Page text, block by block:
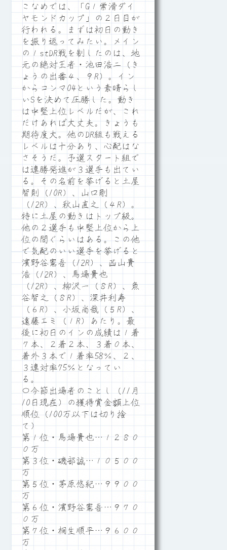
こなめでは、「G１常滑ダイ
ヤモンドカップ」の２日目が
行われる。まずは初日の動き
を振り返ってみたい。メイン
の１stDR戦を制したのは、地
元の絶対王者・池田浩二（き
ょうの出番４、９R）。イン
からコンマ04という素晴らし
いSを決めて圧勝した。動き
は中堅上位レベルだが、これ
だけあれば大丈夫。きょうも
期待度大。他のDR組も戦える
レベルは十分あり、心配はな
さそうだ。予選スタート組で
は連勝発進が３選手も出てい
る。その名前を挙げると土屋
智則（10R）、山口剛
（12R）、秋山直之（４R）。
特に土屋の動きはトップ級。
他の２選手も中堅上位から上
位の間ぐらいはある。この他
で気配のいい選手を挙げると
濱野谷憲吾（12R）、西山貴
浩（12R）、馬場貴也
（12R）、柳沢一（８R）、魚
谷智之（８R）、深井利寿
（６R）、小坂尚哉（５R）、
遠藤エミ（１R）あたり。最
後に初日のインの成績は１着
７本、２着２本、３着０本、
着外３本で１着率58％、２、
３連対率75％となってい
る。
〇今節出場者のことし（11月
10日現在）の獲得賞金額上位
順位（100万以下は切り捨
て）
第１位・馬場貴也…１２８０
０万
第３位・磯部誠…１０５００
万
第５位・茅原悠紀…９９００
万
第６位・濱野谷憲吾…９７０
０万
第７位・桐生順平…９６００
万